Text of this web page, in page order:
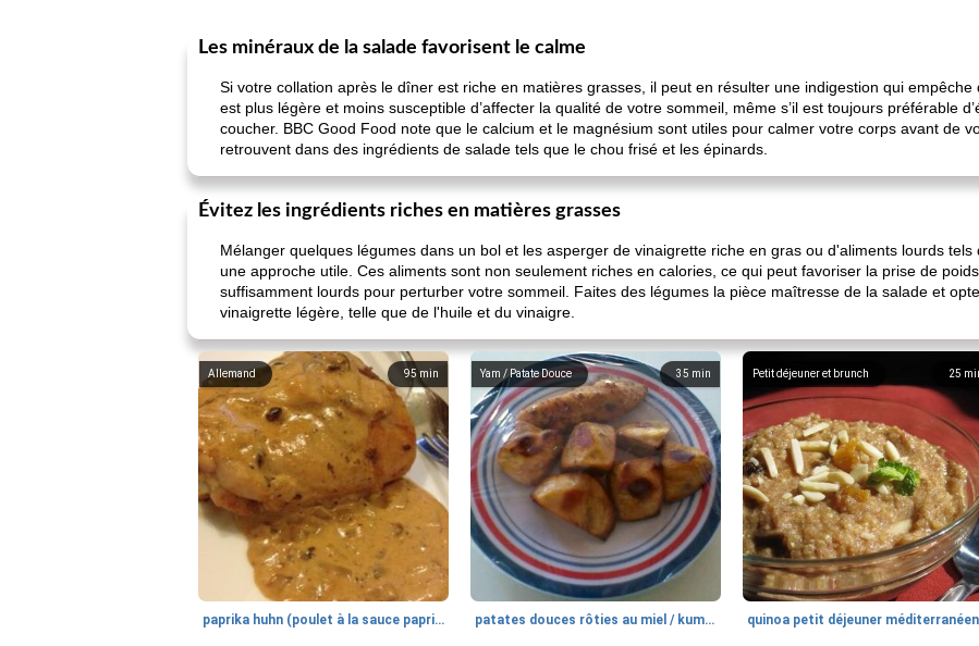
Les minéraux de la salade favorisent le calme
Si votre collation après le dîner est riche en matières grasses, il peut en résulter une indigestion qui
est plus légère et moins susceptible d’affecter la qualité de votre sommeil, même s’il est toujours préférable
coucher. BBC Good Food note que le calcium et le magnésium sont utiles pour calmer votre corps avant de
retrouvent dans des ingrédients de salade tels que le chou frisé et les épinards.
Évitez les ingrédients riches en matières grasses
Mélanger quelques légumes dans un bol et les asperger de vinaigrette riche en gras ou d'aliments lourds
une approche utile. Ces aliments sont non seulement riches en calories, ce qui peut favoriser la prise de
suffisamment lourds pour perturber votre sommeil. Faites des légumes la pièce maîtresse de la salade et
vinaigrette légère, telle que de l'huile et du vinaigre.
95min
Allemand
paprika huhn (poulet à la sauce paprika).
35 min
Yam / Patate Douce
patates douces rôties au miel / kumara
25
Petit déjeuner et brunch
quinoa petit déjeuner méditerranéen